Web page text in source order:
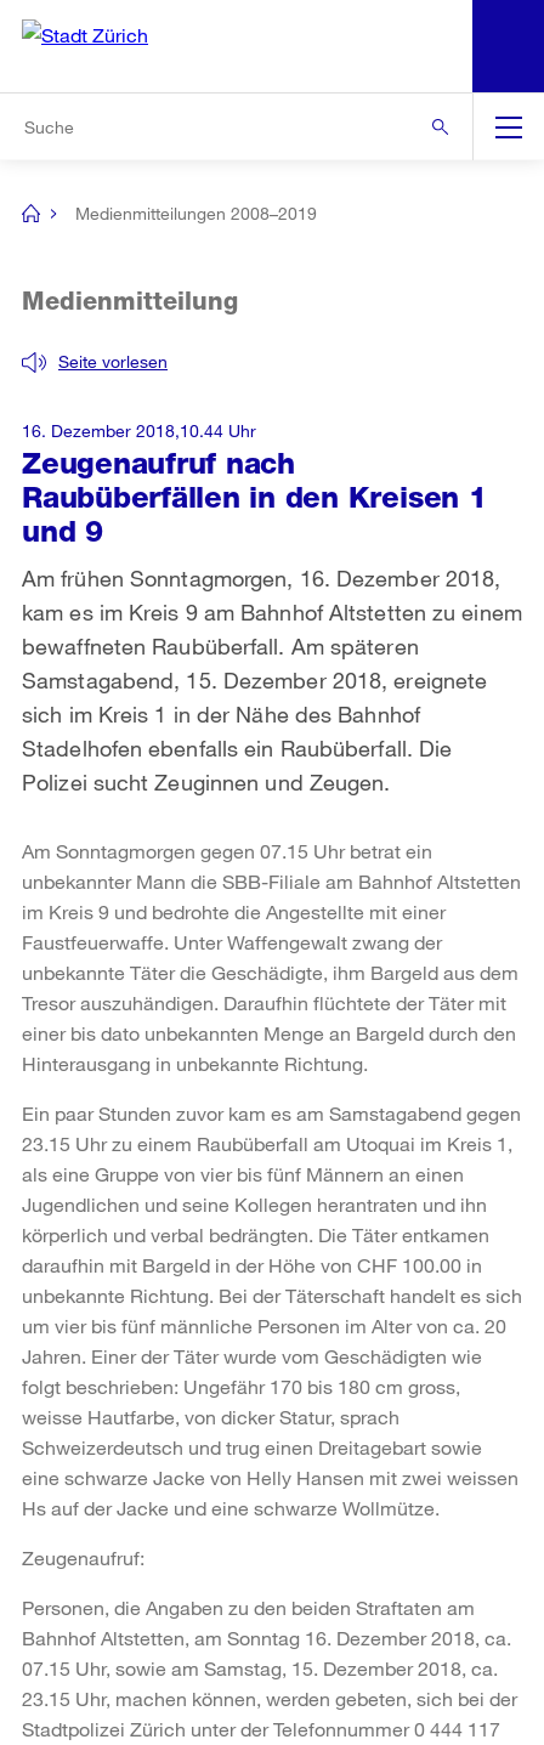
Navigation
[no
Medienmitteilungen 2008–2019
Zeugenaufruf nach
Raubüberfällen in den Kreisen 1
und 9
Seite vorlesen
Medienmitteilung
Am frühen Sonntagmorgen, 16. Dezember 2018,
kam es im Kreis 9 am Bahnhof Altstetten zu einem
bewaffneten Raubüberfall. Am späteren
Samstagabend, 15. Dezember 2018, ereignete
sich im Kreis 1 in der Nähe des Bahnhof
Stadelhofen ebenfalls ein Raubüberfall. Die
Polizei sucht Zeuginnen und Zeugen.
16. Dezember 2018,10.44 Uhr
Am Sonntagmorgen gegen 07.15 Uhr betrat ein
unbekannter Mann die SBB-Filiale am Bahnhof Altstetten
im Kreis 9 und bedrohte die Angestellte mit einer
Faustfeuerwaffe. Unter Waffengewalt zwang der
unbekannte Täter die Geschädigte, ihm Bargeld aus dem
Tresor auszuhändigen. Daraufhin flüchtete der Täter mit
einer bis dato unbekannten Menge an Bargeld durch den
Hinterausgang in unbekannte Richtung.
Ein paar Stunden zuvor kam es am Samstagabend gegen
23.15 Uhr zu einem Raubüberfall am Utoquai im Kreis 1,
als eine Gruppe von vier bis fünf Männern an einen
Jugendlichen und seine Kollegen herantraten und ihn
körperlich und verbal bedrängten. Die Täter entkamen
daraufhin mit Bargeld in der Höhe von CHF 100.00 in
unbekannte Richtung. Bei der Täterschaft handelt es sich
um vier bis fünf männliche Personen im Alter von ca. 20
Jahren. Einer der Täter wurde vom Geschädigten wie
folgt beschrieben: Ungefähr 170 bis 180 cm gross,
weisse Hautfarbe, von dicker Statur, sprach
Schweizerdeutsch und trug einen Dreitagebart sowie
eine schwarze Jacke von Helly Hansen mit zwei weissen
Hs auf der Jacke und eine schwarze Wollmütze.
Zeugenaufruf:
Personen, die Angaben zu den beiden Straftaten am
Bahnhof Altstetten, am Sonntag 16. Dezember 2018, ca.
07.15 Uhr, sowie am Samstag, 15. Dezember 2018, ca.
23.15 Uhr, machen können, werden gebeten, sich bei der
Stadtpolizei Zürich unter der Telefonnummer 0 444 117